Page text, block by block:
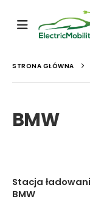
STRONA GŁÓWNA
BMW
Stacja
BMW